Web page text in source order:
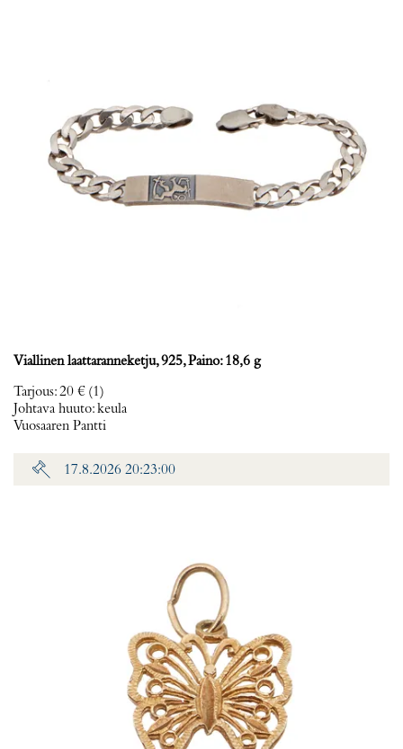
Viallinen laattaranneketju, 925, Paino: 18,6 g
Tarjous:20 € (1)
Johtava huuto:keula
Vuosaaren Pantti
17.8.2026 20:23:00